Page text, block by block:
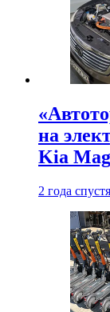
на
Kia
2 года спустя